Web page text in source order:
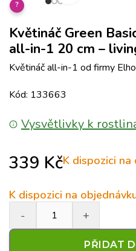
?
Květináč Green
all-in-1 20 cm –
Květináč all-in-1 od firmy
Kód: 133663
Vysvětlivky k
339 KčK dispozici na
K dispozici na
PŘIDAT